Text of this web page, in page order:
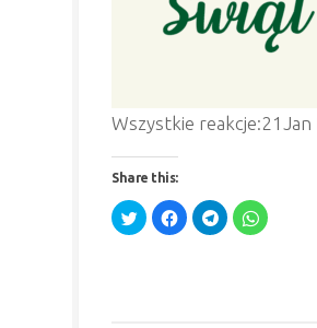
Wszystkie
Share this:
Click
to
share
Click
to
share
Click
to
share
Click
to